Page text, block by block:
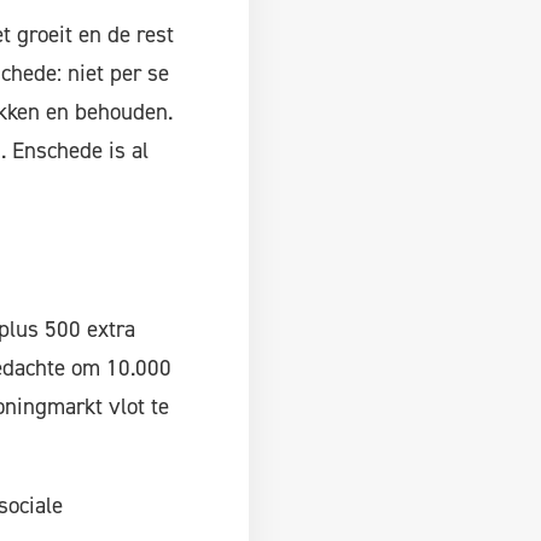
groeit en de rest
niet per se
en behouden.
Enschede is al
500 extra
om 10.000
vlot te